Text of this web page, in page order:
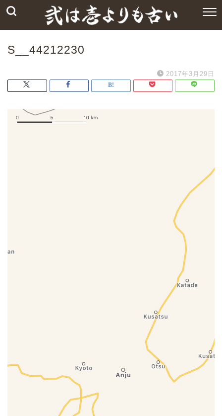
S__44212230
2017年3月29日